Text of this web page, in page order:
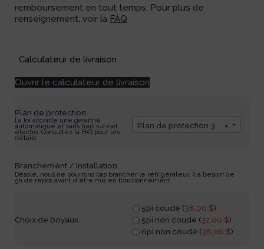
remboursement en tout temps. Pour plus de
renseignement, voir la FAQ
Calculateur de livraison
Ouvrir le calculateur de livraison
Plan de protection
La loi accorde une garantie
automatique et sans frais sur cet
électro. Consultez la FAQ pour les
détails.
×
Plan de protection 3 ans
Branchement / Installation
Désolé, nous ne pourrons pas brancher le réfrigérateur. Il a besoin de
5h de repos avant d'être mis en fonctionnement.
Choix de boyaux
5pi coudé (38,00 $)
5pi non coudé (32,00 $)
6pi non coudé (38,00 $)